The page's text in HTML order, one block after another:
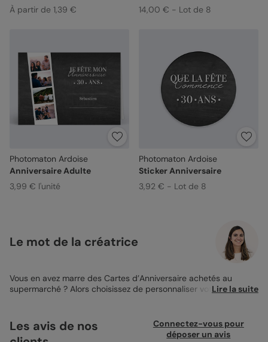
À partir de 1,39 €
14,00 € - Lot de 8
Photomaton Ardoise
Anniversaire Adulte
3,99 € l'unité
Photomaton Ardoise
Sticker Anniversaire
3,92 € - Lot de 8
Le mot de la créatrice
Vous en avez marre des Cartes d’Anniversaire achetés au
supermarché ? Alors choisissez de personnaliser votre propre
toucheront le plus votre destinataire. Sur un fond couleur
ardoise, vous retrouverez les mots “Joyeux Anniversaire”, suivi
Lire la suite
Les avis de nos
Connectez-vous pour
déposer un avis